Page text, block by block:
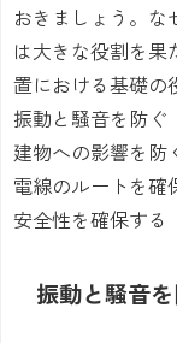
おきましょう。
は大きな役割を
置における基礎の
振動と騒音を防ぐ
建物への影響を防
電線のルートを確
安全性を確保する
振動と騒音